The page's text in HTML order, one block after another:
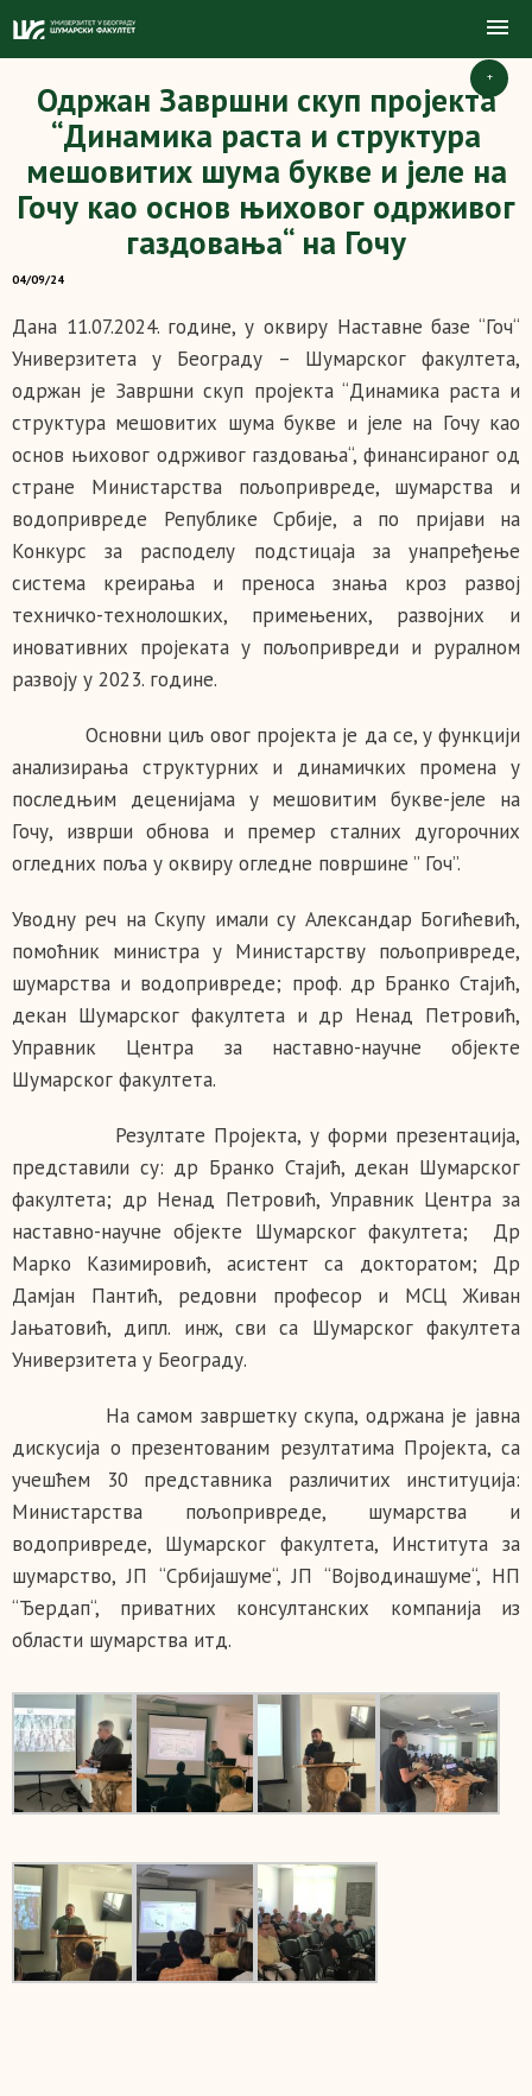
+
Одржан Завршни скуп пројекта
“Динамика раста и структура
мешовитих шума букве и јеле на
Гочу као основ њиховог одрживог
газдовања“ на Гочу
04/09/24
Дана 11.07.2024. године, у оквиру Наставне базе “Гоч“
Универзитета у Београду – Шумарског факултета,
одржан је Завршни скуп пројекта “Динамика раста и
структура мешовитих шума букве и јеле на Гочу као
основ њиховог одрживог газдовања“, финансираног од
стране Министарства пољопривреде, шумарства и
водопривреде Републике Србије, а по пријави на
Конкурс за расподелу подстицаја за унапређење
система креирања и преноса знања кроз развој
техничко-технолошких, примењених, развојних и
иновативних пројеката у пољопривреди и руралном
развоју у 2023. године.
Основни циљ овог пројекта је да се, у функцији
анализирања структурних и динамичких промена у
последњим деценијама у мешовитим букве-јеле на
Гочу, изврши обнова и премер сталних дугорочних
огледних поља у оквиру огледне површине ’’ Гоч’’.
Уводну реч на Скупу имали су Александар Богићевић,
помоћник министра у Министарству пољопривреде,
шумарства и водопривреде; проф. др Бранко Стајић,
декан Шумарског факултета и др Ненад Петровић,
Управник Центра за наставно-научне објекте
Шумарског факултета.
Резултате Пројекта, у форми презентација,
представили су: др Бранко Стајић, декан Шумарског
факултета; др Ненад Петровић, Управник Центра за
наставно-научне објекте Шумарског факултета; Др
Марко Казимировић, асистент са докторатом; Др
Дамјан Пантић, редовни професор и МСЦ Живан
Јањатовић, дипл. инж, сви са Шумарског факултета
Универзитета у Београду.
На самом завршетку скупа, одржана је јавна
дискусија о презентованим резултатима Пројекта, са
учешћем 30 представника различитих институција:
Министарства пољопривреде, шумарства и
водопривреде, Шумарског факултета, Института за
шумарство, ЈП “Србијашуме“, ЈП “Војводинашуме“, НП
“Ђердап“, приватних консултанских компанија из
области шумарства итд.